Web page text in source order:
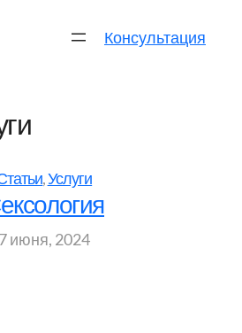
Консультация
, Услуги
7 июня, 2024